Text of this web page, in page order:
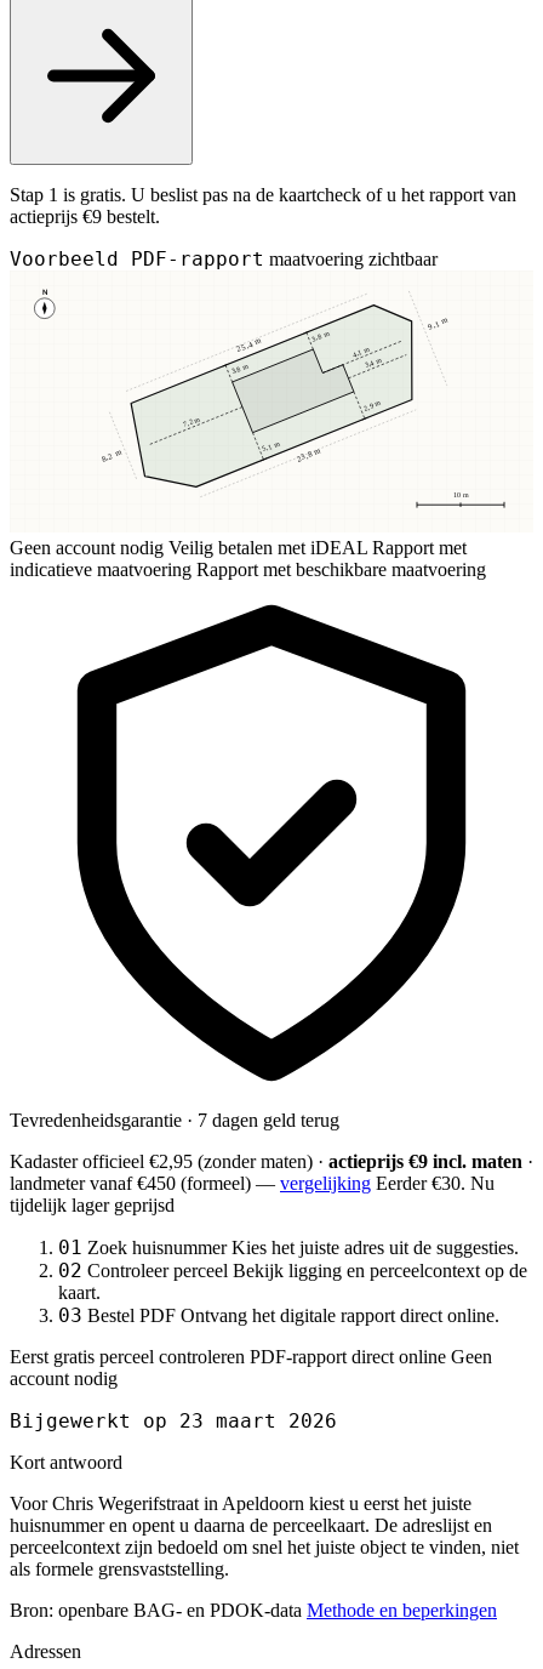
Stap 1 is gratis. U beslist pas na de kaartcheck of u het rapport van
actieprijs €9 bestelt.
Voorbeeld PDF-rapport maatvoering zichtbaar
N
10 m
3,8 m
3,8 m
5,1 m
2,9 m
7,2 m
3,4 m
4,1 m
25,4 m
23,8 m
8,2 m
9,1 m
Geen account nodig Veilig betalen met iDEAL Rapport met
indicatieve maatvoering Rapport met beschikbare maatvoering
Tevredenheidsgarantie · 7 dagen geld terug
Kadaster officieel €2,95 (zonder maten) · actieprijs €9 incl. maten ·
landmetervanaf €450 (formeel) — vergelijking Eerder €30. Nu
tijdelijk lager geprijsd
01 Zoek huisnummer Kies het juiste adres uit de suggesties.
02 Controleer perceel Bekijk ligging en perceelcontext op de
kaart.
03 Bestel PDF Ontvang het digitale rapport direct online.
Eerst gratis perceel controleren PDF-rapport direct online Geen
account nodig
Bijgewerkt op 23 maart 2026
Kort antwoord
Voor Chris Wegerifstraat in Apeldoorn kiest u eerst het juiste
huisnummer en opent u daarna de perceelkaart. De adreslijst en
perceelcontext zijn bedoeld om snel het juiste object te vinden, niet
als formele grensvaststelling.
Bron: openbare BAG- en PDOK-data Methode en beperkingen
Adressen